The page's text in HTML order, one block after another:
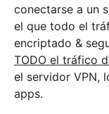
conectarse a un
el que todo el
encriptado &
TODO el tráfico
el servidor VPN,
apps.